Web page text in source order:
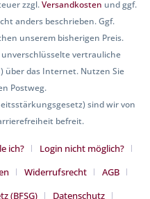
zzgl.Versandkosten und ggf.
anders beschrieben. Ggf.
unserem bisherigen Preis.
vertrauliche
über das Internet. Nutzen Sie
Postweg.
sind wir von
befreit.
ich?
Login nicht möglich?
Widerrufsrecht
AGB
(BFSG)
Datenschutz